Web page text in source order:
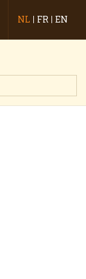
NL FR EN